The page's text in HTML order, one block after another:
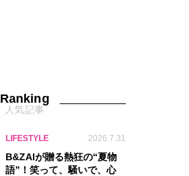
Ranking
人気記事
LIFESTYLE 2026.7.31
B&ZAIが贈る熱狂の“夏物
語”！笑って、騒いで、心